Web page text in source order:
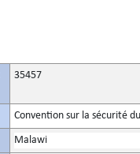
35457
Convention sur la sécurité
Malawi